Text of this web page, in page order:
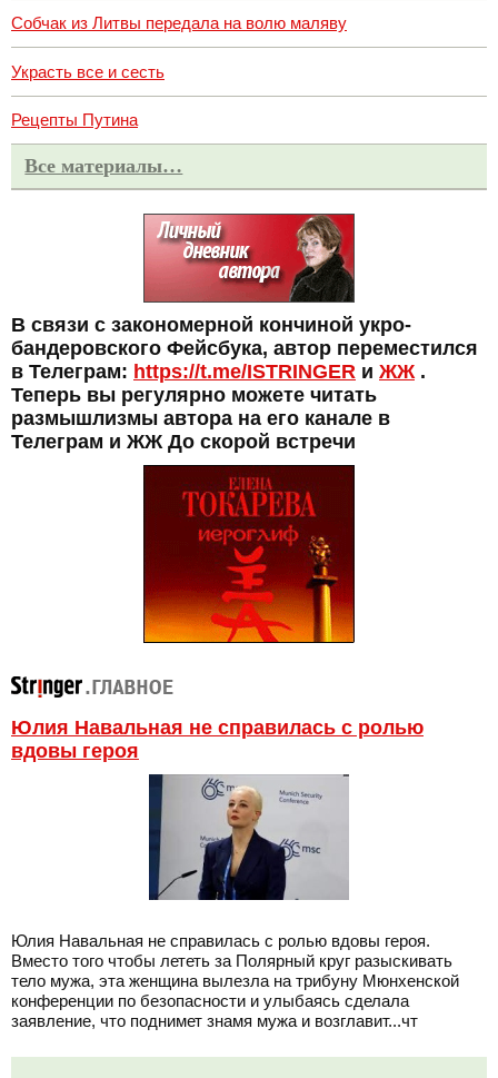
Собчак из Литвы передала на волю маляву
Украсть все и сесть
Рецепты Путина
Все материалы…
В связи с закономерной кончиной укро-
бандеровского Фейсбука, автор переместился
в Телеграм: https://t.me/ISTRINGER и ЖЖ .
Теперь вы регулярно можете читать
размышлизмы автора на его канале в
Телеграм и ЖЖ До скорой встречи
Юлия Навальная не справилась с ролью
вдовы героя
Юлия Навальная не справилась с ролью вдовы героя.
Вместо того чтобы лететь за Полярный круг разыскивать
тело мужа, эта женщина вылезла на трибуну Мюнхенской
конференции по безопасности и улыбаясь сделала
заявление, что поднимет знамя мужа и возглавит...чт